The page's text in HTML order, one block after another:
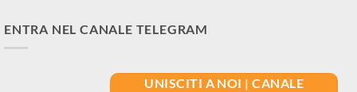
40,00€.35,00€.
ENTRA NEL CANALE TELEGRAM
UNISCITI A NOI | CANALE